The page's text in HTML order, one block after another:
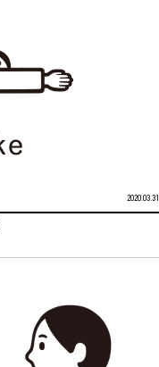
2020.03.31